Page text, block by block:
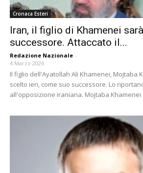
Cronaca Esteri
Iran, il figlio di Khamenei
successore. Attaccato il...
Redazione Nazionale -
4 Marzo 2026
Il figlio dell'Ayatollah Ali Khamenei, Mojtaba
scelto ieri, come suo successore. Lo
all'opposizione iraniana. Mojtaba Khamenei